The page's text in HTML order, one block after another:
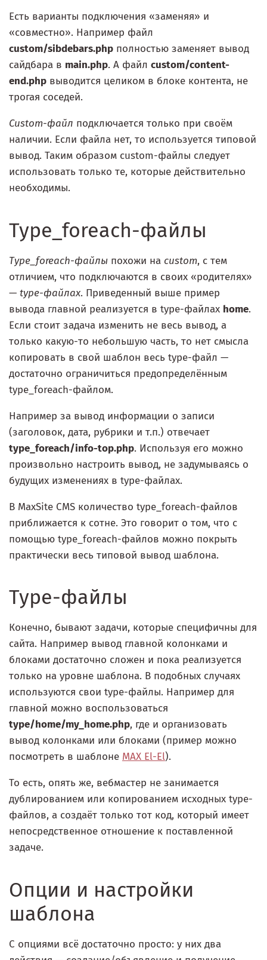
Есть варианты подключения «заменяя» и
«совместно». Например файл
custom/sibdebars.php полностью заменяет вывод
сайдбара в main.php. А файл custom/content-
end.php выводится целиком в блоке контента, не
трогая соседей.
Custom-файл подключается только при своём
наличии. Если файла нет, то используется типовой
вывод. Таким образом custom-файлы следует
использовать только те, которые действительно
необходимы.
Type_foreach-файлы
Тype_foreach-файлы похожи на custom, с тем
отличием, что подключаются в своих «родителях»
— type-файлах. Приведенный выше пример
вывода главной реализуется в type-файлах home.
Если стоит задача изменить не весь вывод, а
только какую-то небольшую часть, то нет смысла
копировать в свой шаблон весь type-файл —
достаточно ограничиться предопределённым
type_foreach-файлом.
Например за вывод информации о записи
(заголовок, дата, рубрики и т.п.) отвечает
type_foreach/info-top.php. Используя его можно
произвольно настроить вывод, не задумываясь о
будущих изменениях в type-файлах.
В MaxSite CMS количество type_foreach-файлов
приближается к сотне. Это говорит о том, что с
помощью type_foreach-файлов можно покрыть
практически весь типовой вывод шаблона.
Type-файлы
Конечно, бывают задачи, которые специфичны для
сайта. Например вывод главной колонками и
блоками достаточно сложен и пока реализуется
только на уровне шаблона. В подобных случаях
используются свои type-файлы. Например для
главной можно воспользоваться
type/home/my_home.php, где и организовать
вывод колонками или блоками (пример можно
посмотреть в шаблоне MAX El-El).
То есть, опять же, вебмастер не занимается
дублированием или копированием исходных type-
файлов, а создаёт только тот код, который имеет
непосредственное отношение к поставленной
задаче.
Опции и настройки
шаблона
С опциями всё достаточно просто: у них два